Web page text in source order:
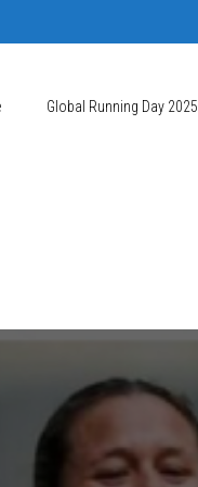
Global Running Day 2025